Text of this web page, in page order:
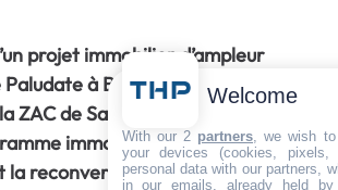
projet immobilier d’ampleur
à Bordeaux, en bord de
ZAC de Saint-Jean/Belcier. Cet
immobilier prévoit la
reconversion de la halle « Débat-
Welcome
With our 2 partners , we wish
your devices (cookies,
personal data with our partners,
in our emails, already held